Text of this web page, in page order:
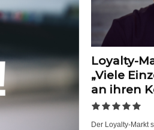
Loyalty-
„Viele
an ihren
Der Loyalty-Markt